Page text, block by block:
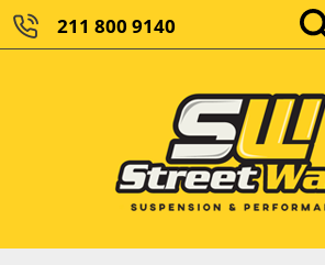
211 800 9140
ΚΑΘΑΡΌ
ΤΕΛΙΚΌ